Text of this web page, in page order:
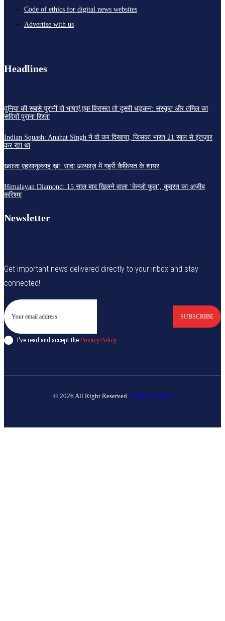
Code of ethics for digital news websites
Advertise with us
Headlines
दुनिया की सबसे पुरानी दो भाषाएं,एक विरासत तो दूसरी धड़कन: संस्कृत और तमिल का
सदियों पुराना रिश्ता
Indian Squash: Anahat Singh ने वो कर दिखाया, जिसका भारत 21 साल से इंतज़ार
कर रहा था
ख़्वाजा एहसानुल्लाह ख़ां: सादा अल्फ़ाज़ में गहरी कैफ़ियत के शायर
Himalayan Diamond: 15 साल बाद खिलने वाला ‘केन्ज़ो फूल’, कुदरत का अज़ीब
करिश्मा
Newsletter
Get important news delivered directly to your inbox and stay
connected!
SUBSCRIBE
I've read and accept the Privacy Policy.
© 2026 All Right Reserved. Banyan Digital